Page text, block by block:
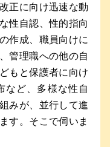
正に向け迅速な動
性自認、性的指向
作成、職員向けに
管理職への他の自
もと保護者に向け
など、多様な性自
みが、並行して進
す。そこで伺いま